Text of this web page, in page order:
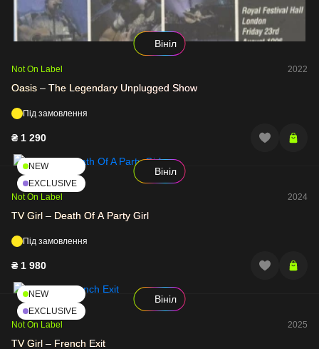
Вініл
Not On Label 2022
Oasis – The Legendary Unplugged Show
Під замовлення
₴ 1 290
NEW
EXCLUSIVE
Вініл
Not On Label 2024
TV Girl – Death Of A Party Girl
Під замовлення
₴ 1 980
NEW
EXCLUSIVE
Вініл
Not On Label 2025
TV Girl – French Exit